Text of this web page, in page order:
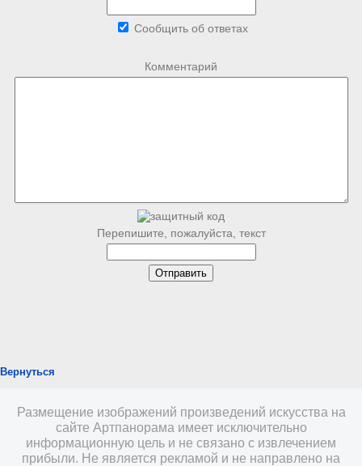
Сообщить об ответах
Комментарий
Перепишите, пожалуйста, текст
Вернуться
Размещение изображений произведений искусства на
сайте Артпанорама имеет исключительно
информационную цель и не связано с извлечением
прибыли. Не является рекламой и не направлено на